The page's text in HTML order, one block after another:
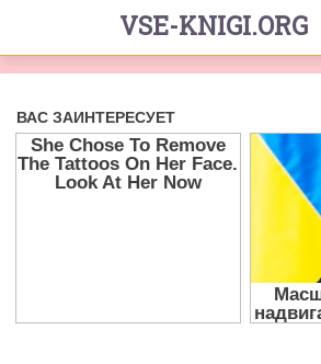
VSE-KNIGI.ORG